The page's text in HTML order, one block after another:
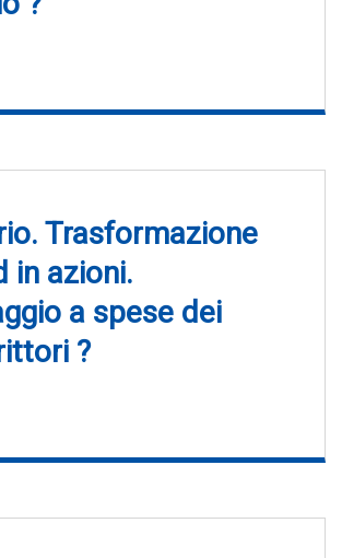
Trasformazione
in azioni.
a spese dei
?